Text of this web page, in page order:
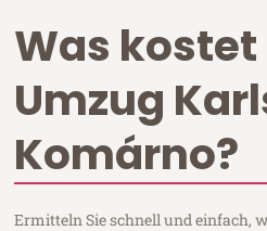
Was
Umzug
Komárno?
Ermitteln Sie schnell und einfach,